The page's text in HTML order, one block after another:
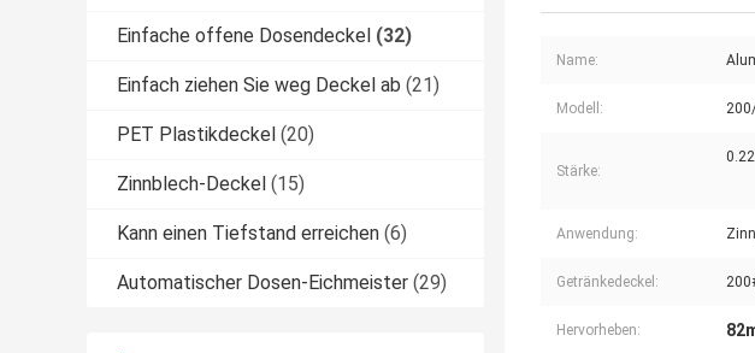
Einfache offene Dosendeckel (32)
Einfach ziehen Sie weg Deckel ab (21)
PET Plastikdeckel (20)
Zinnblech-Deckel (15)
Kann einen Tiefstand erreichen (6)
Automatischer Dosen-Eichmeister (29)
Name:
Modell:
Stärke:
Anwendung:
Getränkedeckel:
Hervorheben: